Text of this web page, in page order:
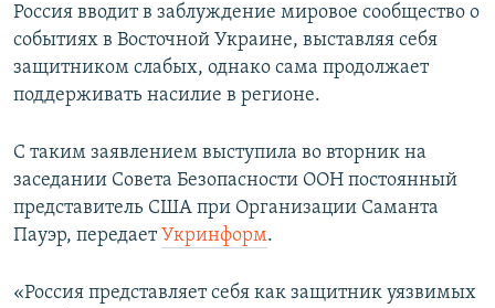
поискуИНФОГРАФИКА
ТЕЛЕПРОЕКТ КРЫМ.РЕАЛИИ
СОВЕТЫ ПРАВОЗАЩИТНИКОВ
ПОБЕДИТЕЛЕЙ НЕ СУДЯТ?
КРЫМ.НЕПОКОРЕННЫЙ
УКРАИНСКАЯ ПРОБЛЕМА КРЫМА
КАК ОБОЙТИ БЛОКИРОВКУ
Українською
Qırımtatar
ПРИСОЕДИНЯЙТЕСЬ!
Россия вводит в заблуждение мировое сообщество о
событиях в Восточной Украине, выставляя себя
защитником слабых, однако сама продолжает
поддерживать насилие в регионе.
С таким заявлением выступила во вторник на
заседании Совета Безопасности ООН постоянный
представитель США при Организации Саманта
Пауэр, передаетУкринформ.
«Россия представляет себя как защитник уязвимых